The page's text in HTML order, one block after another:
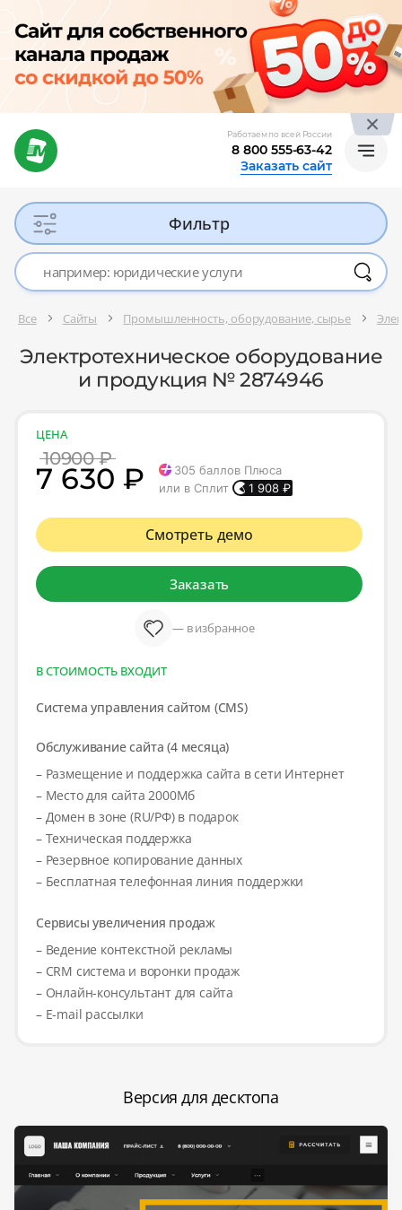
Работаем по всей России
8 800 555-63-42
Заказать сайт
Фильтр
Все Сайты Промышленность, оборудование, сырье
Электротехническое оборудование
и продукция № 2874946
ЦЕНА
10900 ₽
7 630 ₽ 305 баллов Плюса
или в Сплит
1 908 ₽
Смотреть демо
Заказать
— в избранное
В СТОИМОСТЬ ВХОДИТ
Система управления сайтом (CMS)
Обслуживание сайта (4 месяца)
– Размещение и поддержка сайта в сети Интернет
– Место для сайта 2000Мб
– Домен в зоне (RU/РФ) в подарок
– Техническая поддержка
– Резервное копирование данных
– Бесплатная телефонная линия поддержки
Сервисы увеличения продаж
– Ведение контекстной рекламы
– CRM система и воронки продаж
– Онлайн-консультант для сайта
– E-mail рассылки
Версия для десктопа